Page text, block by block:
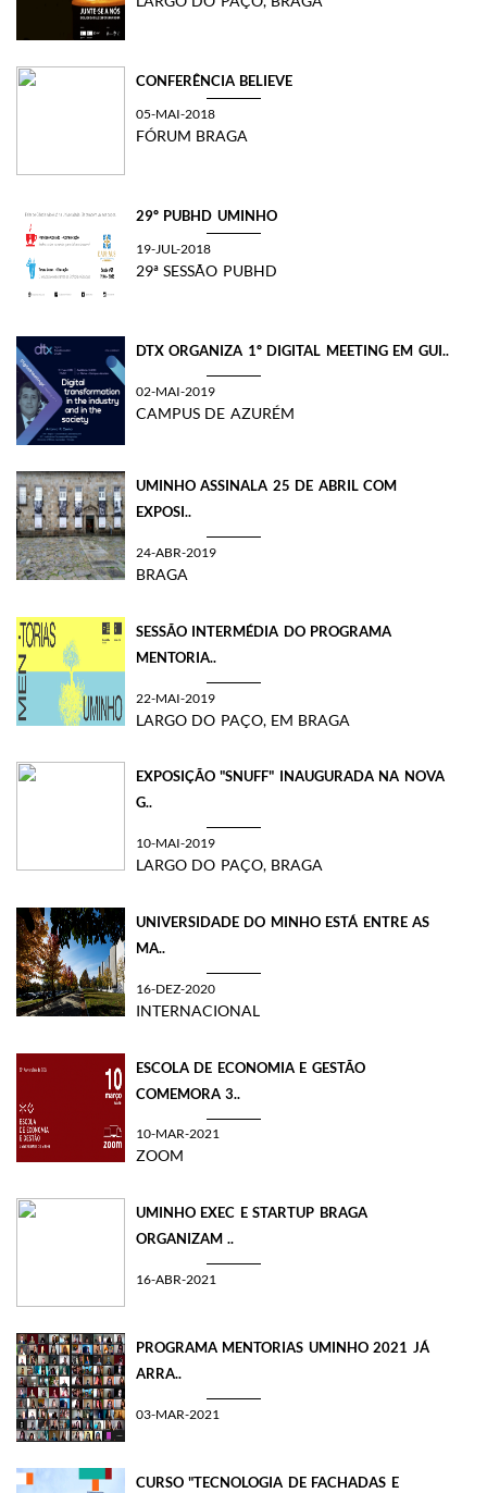
CONFERÊNCIA BELIEVE
05-MAI-2018
FÓRUM BRAGA
29º PUBHD UMINHO
19-JUL-2018
29ª SESSÃO PUBHD
DTX ORGANIZA 1º DIGITAL MEETING EM GUI..
02-MAI-2019
CAMPUS DE AZURÉM
UMINHO ASSINALA 25 DE ABRIL COM
EXPOSI..
24-ABR-2019
BRAGA
SESSÃO INTERMÉDIA DO PROGRAMA
MENTORIA..
22-MAI-2019
LARGO DO PAÇO, EM BRAGA
EXPOSIÇÃO "SNUFF" INAUGURADA NA NOVA
G..
10-MAI-2019
LARGO DO PAÇO, BRAGA
UNIVERSIDADE DO MINHO ESTÁ ENTRE AS
MA..
16-DEZ-2020
INTERNACIONAL
ESCOLA DE ECONOMIA E GESTÃO
COMEMORA 3..
10-MAR-2021
ZOOM
UMINHO EXEC E STARTUP BRAGA
ORGANIZAM ..
16-ABR-2021
PROGRAMA MENTORIAS UMINHO 2021 JÁ
ARRA..
03-MAR-2021
CURSO "TECNOLOGIA DE FACHADAS E